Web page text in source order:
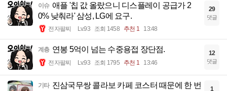
이슈 애플 '칩 값 올랐으니 디스플레이 공급가 2
0% 낮춰라' 삼성, LG에 요구.
전자팔찌 Lv.93 조회 1458 추천 1 13:48
29
댓글
계층 연봉 5억이 넘는 수중용접 장단점.
전자팔찌 Lv.93 조회 1795 추천 1 13:46
12
댓글
기타 진삼국무쌍 콜라보 카페 코스터 때문에 한 번 1